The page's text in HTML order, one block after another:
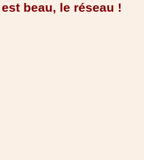
beau, le réseau !